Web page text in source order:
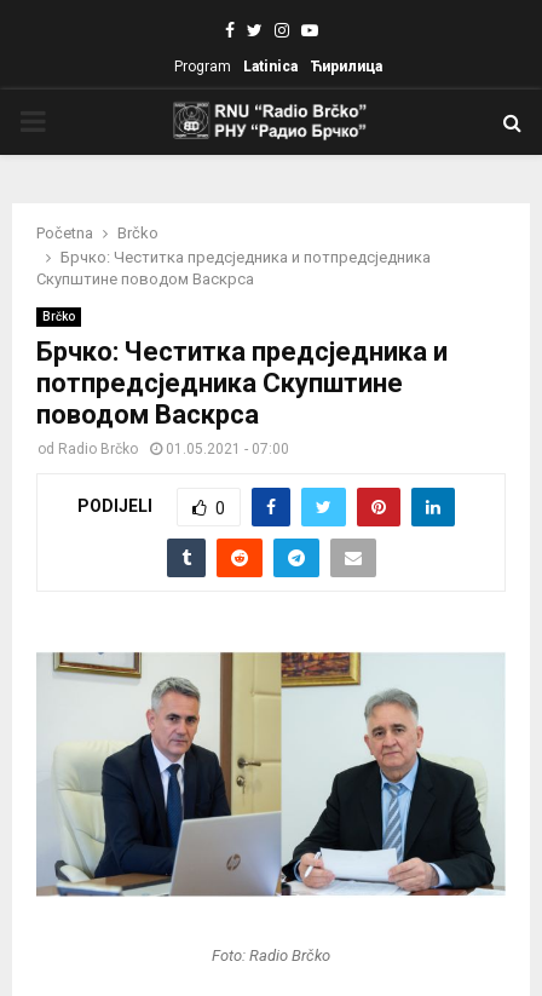
Facebook
TwitterInstagram
Youtube
Program Latinica Ћирилица
Početna
Brčko
Брчко: Честитка предсједника и потпредсједника
Скупштине поводом Васкрса
Brčko
Брчко: Честитка предсједника и
потпредсједника Скупштине
поводом Васкрса
od Radio Brčko 01.05.2021 - 07:00
PODIJELI 0
Foto: Radio Brčko